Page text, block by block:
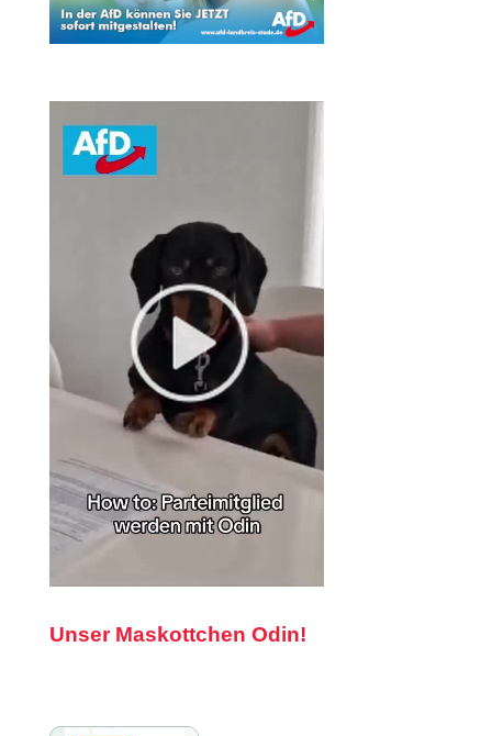
Unser Maskottchen Odin!